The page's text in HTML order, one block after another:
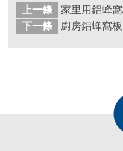
上一條
下一條